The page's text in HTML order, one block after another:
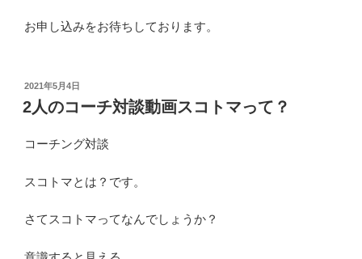
お申し込みをお待ちしております。
投
稿
日:
2021年5月4日
2人のコーチ対談動画スコトマって？
コーチング対談
スコトマとは？です。
さてスコトマってなんでしょうか？